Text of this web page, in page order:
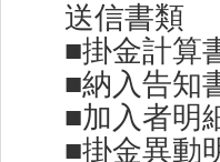
送信書類
■掛金計算
■納入告知
■加入者明
■掛金異動